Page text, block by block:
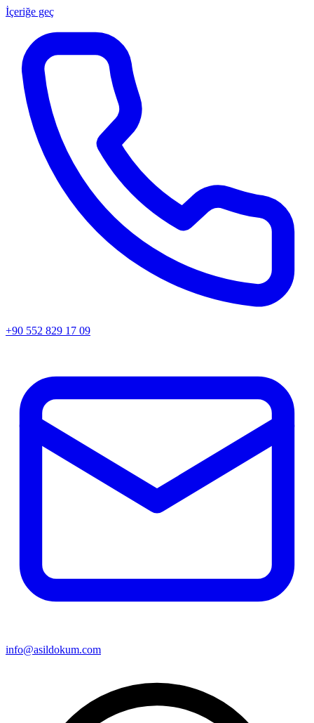
İçeriğe geç
+90 552 829 17 09
info@asildokum.com